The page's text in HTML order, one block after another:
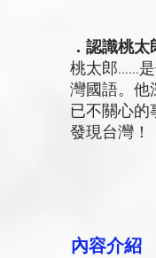
．認識桃
桃太郎……
灣國語。他
已不關心的
發現台灣！
內容介紹